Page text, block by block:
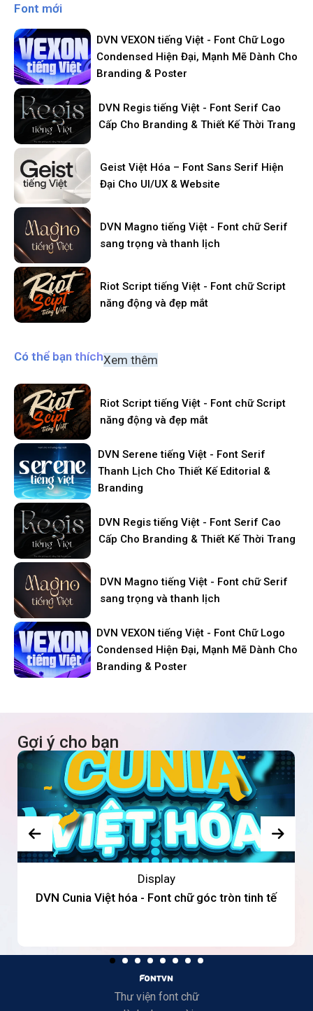
Font mới
DVN VEXON tiếng Việt - Font Chữ Logo
Condensed Hiện Đại, Mạnh Mẽ Dành Cho
Branding & Poster
DVN Regis tiếng Việt - Font Serif Cao
Cấp Cho Branding & Thiết Kế Thời Trang
Geist Việt Hóa – Font Sans Serif Hiện
Đại Cho UI/UX & Website
DVN Magno tiếng Việt - Font chữ Serif
sang trọng và thanh lịch
Riot Script tiếng Việt - Font chữ Script
năng động và đẹp mắt
Có thể bạn thíchXem thêm
Riot Script tiếng Việt - Font chữ Script
năng động và đẹp mắt
DVN Serene tiếng Việt - Font Serif
Thanh Lịch Cho Thiết Kế Editorial &
Branding
DVN Regis tiếng Việt - Font Serif Cao
Cấp Cho Branding & Thiết Kế Thời Trang
DVN Magno tiếng Việt - Font chữ Serif
sang trọng và thanh lịch
DVN VEXON tiếng Việt - Font Chữ Logo
Condensed Hiện Đại, Mạnh Mẽ Dành Cho
Branding & Poster
Gợi ý cho bạn
Display
DVN Cunia Việt hóa - Font chữ góc tròn tinh tế
Thư viện font chữ